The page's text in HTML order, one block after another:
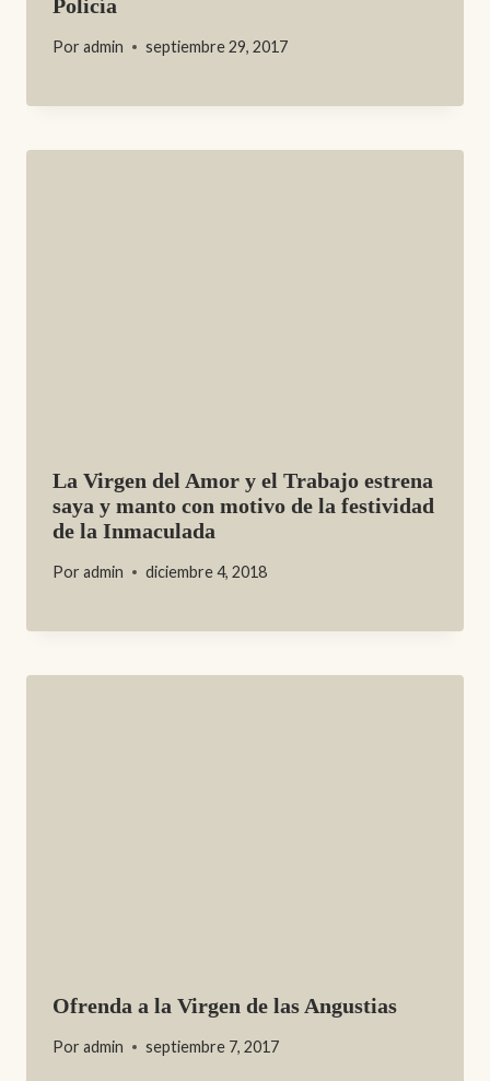
Policía
Por admin septiembre 29, 2017
La Virgen del Amor y el Trabajo estrena
saya y manto con motivo de la festividad
de la Inmaculada
Por admin diciembre 4, 2018
Ofrenda a la Virgen de las Angustias
Por admin septiembre 7, 2017